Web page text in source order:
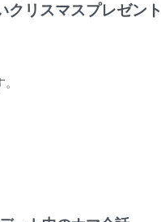
クリスマスプレゼント